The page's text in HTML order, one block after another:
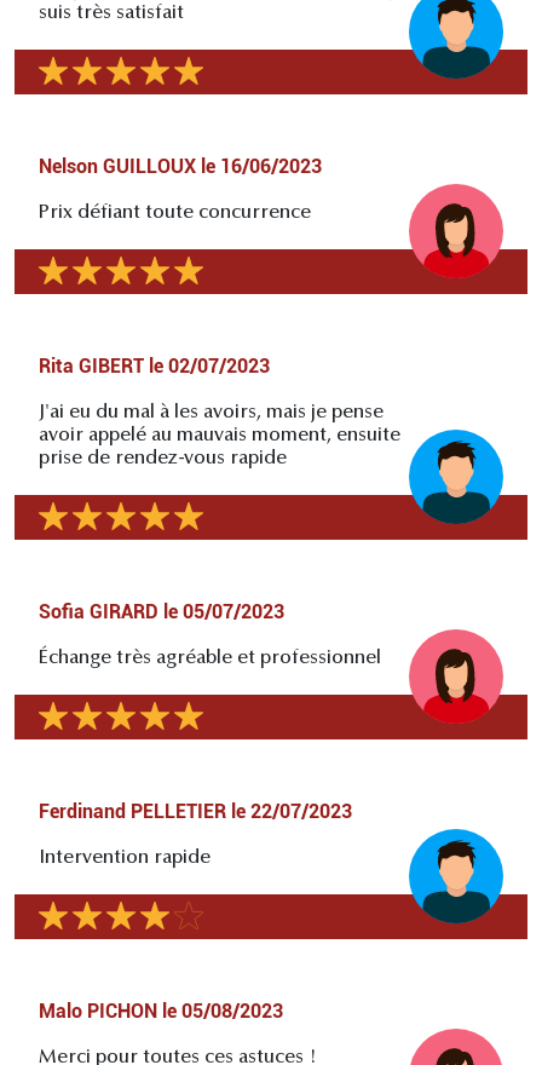
suis très satisfait
Nelson GUILLOUX le 16/06/2023
Prix défiant toute concurrence
Rita GIBERT le 02/07/2023
J'ai eu du mal à les avoirs, mais je pense
avoir appelé au mauvais moment, ensuite
prise de rendez-vous rapide
Sofia GIRARD le 05/07/2023
Échange très agréable et professionnel
Ferdinand PELLETIER le 22/07/2023
Intervention rapide
Malo PICHON le 05/08/2023
Merci pour toutes ces astuces !